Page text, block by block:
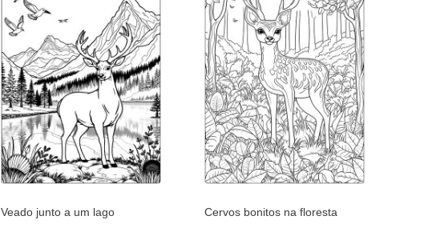
Veado junto a um lago Cervos bonitos na floresta